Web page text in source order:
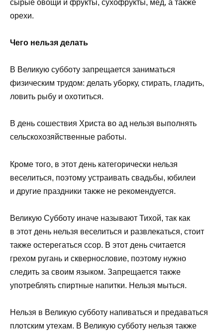
сырые овощи и фрукты, сухофрукты, мед, а также
орехи.
Чего нельзя делать
В Великую субботу запрещается заниматься
физическим трудом: делать уборку, стирать, гладить,
ловить рыбу и охотиться.
В день сошествия Христа во ад нельзя выполнять
сельскохозяйственные работы.
Кроме того, в этот день категорически нельзя
веселиться, поэтому устраивать свадьбы, юбилеи
и другие праздники также не рекомендуется.
Великую Субботу иначе называют Тихой, так как
в этот день нельзя веселиться и развлекаться, стоит
также остерегаться ссор. В этот день считается
грехом ругань и сквернословие, поэтому нужно
следить за своим языком. Запрещается также
употреблять спиртные напитки. Нельзя мыться.
Нельзя в Великую субботу напиваться и предаваться
плотским утехам. В Великую субботу нельзя также